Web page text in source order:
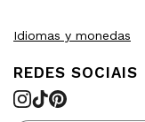
Idiomas y monedas